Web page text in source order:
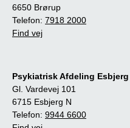
6650 Brørup
Telefon: 7918 2000
Find vej
Psykiatrisk Afdeling Esbjerg
Gl. Vardevej 101
6715 Esbjerg N
Telefon: 9944 6600